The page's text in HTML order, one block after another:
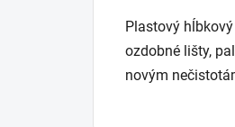
Plastový
ozdobné lišty,
novým